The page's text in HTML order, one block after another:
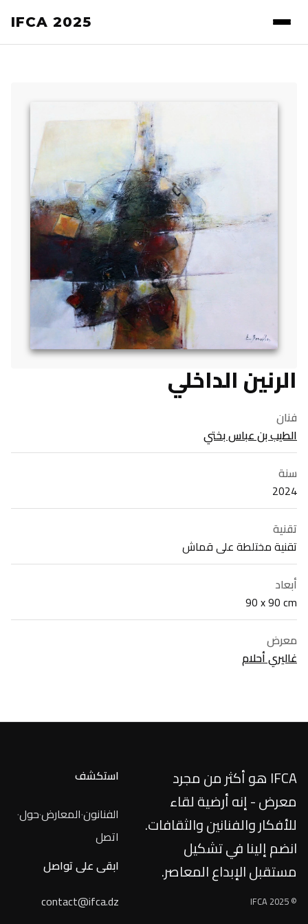
IFCA 2025
الرنين الداخلي
فنان
الطيب بن عباس بختي
سنة
2024
تقنية
تقنية مختلطة على قماش
أبعاد
90 x 90 cm
معرض
غاليري أحلام
IFCA هو أكثر من مجرد
معرض - إنه أرضية لقاء
للأفكار والفنانين والثقافات.
انضم إلينا في تشكيل
مستقبل الإبداع المعاصر.
© IFCA 2025
استكشف
الفنانون·المعارض·حول·
اتصل
ابقى على تواصل
contact@ifca.dz